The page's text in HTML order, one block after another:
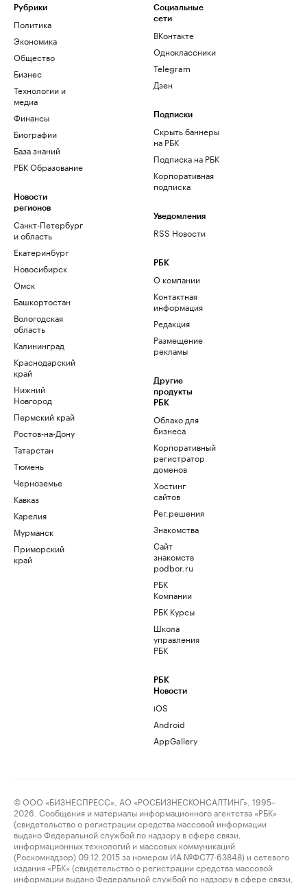
Рубрики
Политика
Экономика
Общество
Бизнес
Технологии и
медиа
Финансы
Биографии
База знаний
РБК Образование
Новости
регионов
Санкт-Петербург
и область
Екатеринбург
Новосибирск
Омск
Башкортостан
Вологодская
область
Калининград
Краснодарский
край
Нижний
Новгород
Пермский край
Ростов-на-Дону
Татарстан
Тюмень
Черноземье
Кавказ
Карелия
Мурманск
Приморский
край
Социальные
сети
ВКонтакте
Одноклассники
Telegram
Дзен
Подписки
Скрыть баннеры
на РБК
Подписка на РБК
Корпоративная
подписка
Уведомления
RSS Новости
РБК
О компании
Контактная
информация
Редакция
Размещение
рекламы
Другие
продукты
РБК
Облако для
бизнеса
Корпоративный
регистратор
доменов
Хостинг
сайтов
Рег.решения
Знакомства
Сайт
знакомств
podbor.ru
РБК
Компании
РБК Курсы
Школа
управления
РБК
РБК
Новости
iOS
Android
AppGallery
© ООО «БИЗНЕСПРЕСС», АО «РОСБИЗНЕСКОНСАЛТИНГ», 1995–
2026. Сообщения и материалы информационного агентства «РБК»
(свидетельство о регистрации средства массовой информации
выдано Федеральной службой по надзору в сфере связи,
информационных технологий и массовых коммуникаций
(Роскомнадзор) 09.12.2015 за номером ИА №ФС77-63848) и сетевого
издания «РБК» (свидетельство о регистрации средства массовой
информации выдано Федеральной службой по надзору в сфере связи,